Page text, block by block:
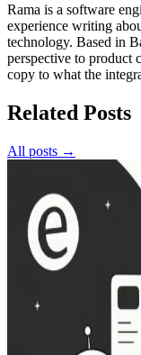
Rama is a software
experience writing
technology. Based in
perspective to product
copy to what the
Related Posts
All posts →